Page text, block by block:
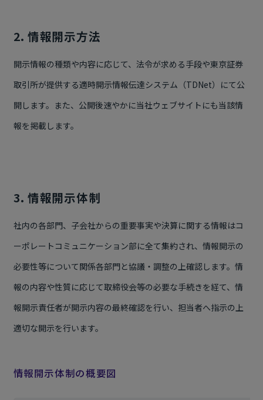
2. 情報開示方法
開示情報の種類や内容に応じて、法令が求める手段や東京証券
取引所が提供する適時開示情報伝達システム（TDNet）にて公
開します。また、公開後速やかに当社ウェブサイトにも当該情
報を掲載します。
3. 情報開示体制
社内の各部門、子会社からの重要事実や決算に関する情報はコ
ーポレートコミュニケーション部に全て集約され、情報開示の
必要性等について関係各部門と協議・調整の上確認します。情
報の内容や性質に応じて取締役会等の必要な手続きを経て、情
報開示責任者が開示内容の最終確認を行い、担当者へ指示の上
適切な開示を行います。
情報開示体制の概要図